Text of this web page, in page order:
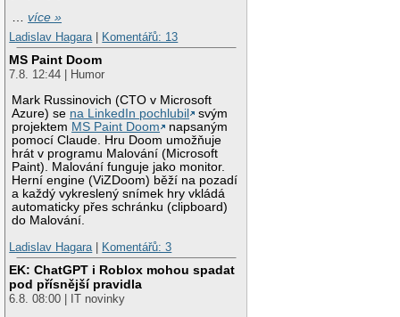
…více »
Ladislav Hagara
Komentářů: 13
MS Paint Doom
7.8. 12:44 | Humor
Mark Russinovich (CTO v Microsoft
Azure) se na LinkedIn pochlubil
svým
projektem MS Paint Doom
napsaným
pomocí Claude. Hru Doom umožňuje
hrát v programu Malování (Microsoft
Paint). Malování funguje jako monitor.
Herní engine (ViZDoom) běží na pozadí
a každý vykreslený snímek hry vkládá
automaticky přes schránku (clipboard)
do Malování.
Ladislav Hagara
Komentářů: 3
EK: ChatGPT i Roblox mohou spadat
pod přísnější pravidla
6.8. 08:00 | IT novinky